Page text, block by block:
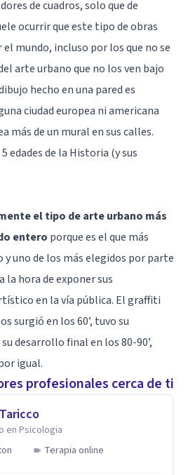
de cuadros, solo que de
ocurrir que este tipo de obras
mundo, incluso por los que no se
arte urbano que no los ven bajo
hecho en una pared es
ciudad europea ni americana
más de un mural en sus calles.
edades de la Historia (y sus
el tipo de arte urbano más
entero porque es el que más
uno de los más elegidos por parte
la hora de exponer sus
en la vía pública. El graffiti
surgió en los 60’, tuvo su
desarrollo final en los 80-90’,
igual.
profesionales cerca de ti
en Psicologia
Terapia online